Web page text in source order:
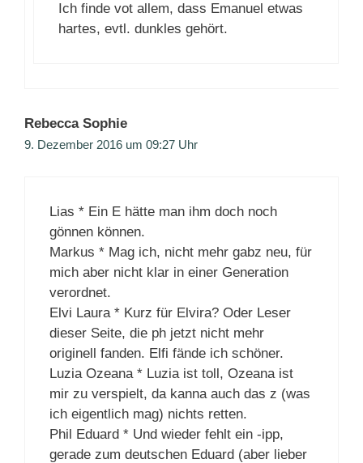
Ich finde vot allem, dass Emanuel etwas
hartes, evtl. dunkles gehört.
Rebecca Sophie
9. Dezember 2016 um 09:27 Uhr
Lias * Ein E hätte man ihm doch noch
gönnen können.
Markus * Mag ich, nicht mehr gabz neu, für
mich aber nicht klar in einer Generation
verordnet.
Elvi Laura * Kurz für Elvira? Oder Leser
dieser Seite, die ph jetzt nicht mehr
originell fanden. Elfi fände ich schöner.
Luzia Ozeana * Luzia ist toll, Ozeana ist
mir zu verspielt, da kanna auch das z (was
ich eigentlich mag) nichts retten.
Phil Eduard * Und wieder fehlt ein -ipp,
gerade zum deutschen Eduard (aber lieber